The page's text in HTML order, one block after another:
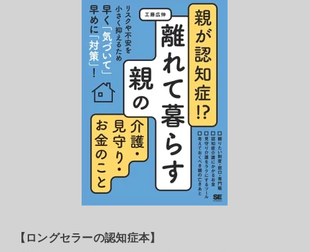
【ロングセラーの認知症本】